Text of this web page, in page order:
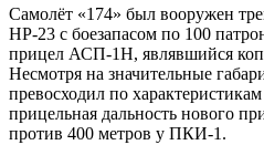
Самолёт «174» был вооружен
НР-23 с боезапасом по 100
прицел АСП-1Н, являвшийся
Несмотря на значительные
превосходил по
прицельная дальность нового
против 400 метров у ПКИ-1.